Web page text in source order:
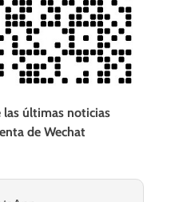
las últimas noticias
de Wechat